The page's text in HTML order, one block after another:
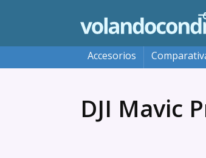
Accesorios
DJI Mavic